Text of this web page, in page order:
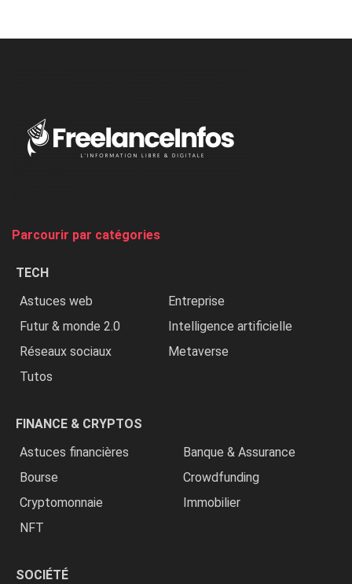
Nigeria,
Parcourir par catégories
TECH
Astuces web
Entreprise
Futur & monde 2.0
Intelligence artificielle
Réseaux sociaux
Metaverse
Tutos
FINANCE & CRYPTOS
Astuces financières
Banque & Assurance
Bourse
Crowdfunding
Cryptomonnaie
Immobilier
NFT
SOCIÉTÉ